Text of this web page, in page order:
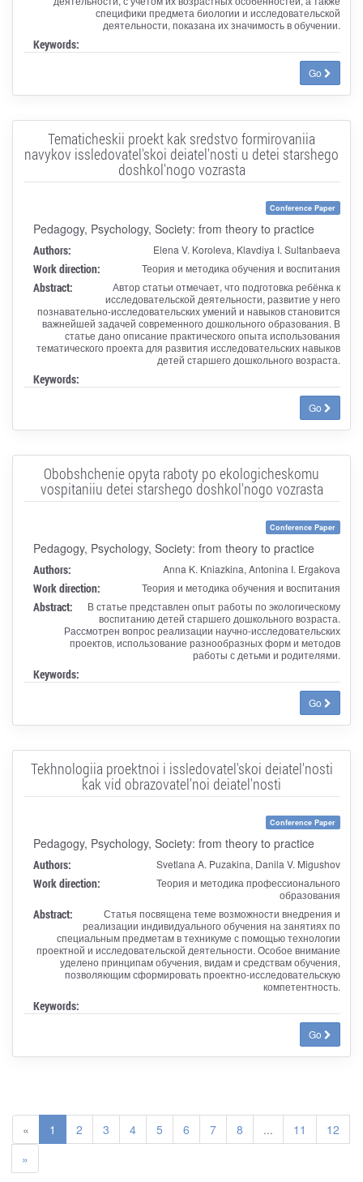
специфики предмета биологии и исследовательской
деятельности, показана их значимость в обучении.
Keywords:
Go
Tematicheskii proekt kak sredstvo formirovaniia
navykov issledovatel'skoi deiatel'nosti u detei starshego
doshkol'nogo vozrasta
Conference Paper
Pedagogy, Psychology, Society: from theory to practice
Authors: Elena V. Koroleva, Klavdiya I. Sultanbaeva
Work direction: Теория и методика обучения и воспитания
Abstract:
Автор статьи отмечает, что подготовка ребёнка к
исследовательской деятельности, развитие у него
познавательно-исследовательских умений и навыков становится
важнейшей задачей современного дошкольного образования. В
статье дано описание практического опыта использования
тематического проекта для развития исследовательских навыков
детей старшего дошкольного возраста.
Keywords:
Go
Obobshchenie opyta raboty po ekologicheskomu
vospitaniiu detei starshego doshkol'nogo vozrasta
Conference Paper
Pedagogy, Psychology, Society: from theory to practice
Authors: Anna K. Kniazkina, Antonina I. Ergakova
Work direction: Теория и методика обучения и воспитания
Abstract:
В статье представлен опыт работы по экологическому
воспитанию детей старшего дошкольного возраста.
Рассмотрен вопрос реализации научно-исследовательских
проектов, использование разнообразных форм и методов
работы с детьми и родителями.
Keywords:
Go
Tekhnologiia proektnoi i issledovatel'skoi deiatel'nosti
kak vid obrazovatel'noi deiatel'nosti
Conference Paper
Pedagogy, Psychology, Society: from theory to practice
Authors: Svetlana A. Puzakina, Danila V. Migushov
Work direction:
Теория и методика профессионального
образования
Abstract:
Статья посвящена теме возможности внедрения и
реализации индивидуального обучения на занятиях по
специальным предметам в техникуме с помощью технологии
проектной и исследовательской деятельности. Особое внимание
уделено принципам обучения, видам и средствам обучения,
позволяющим сформировать проектно-исследовательскую
компетентность.
Keywords:
Go
« 1 2 3 4 5 6 7 8 ... 11
12
»